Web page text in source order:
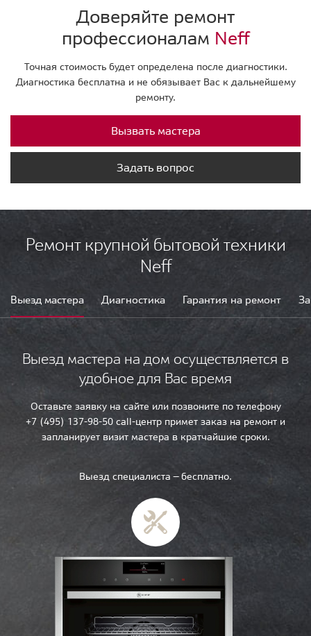
Доверяйте ремонт
профессионалам Neff
Точная стоимость будет определена после диагностики.
Диагностика бесплатна и не обязывает Вас к дальнейшему
ремонту.
Вызвать мастера
Задать вопрос
Ремонт крупной бытовой техники
Neff
Выезд мастера Диагностика Гарантия на ремонт
Выезд мастера на дом осуществляется в
удобное для Вас время
Оставьте заявку на сайте или позвоните по телефону
+7 (495) 137-98-50 call-центр примет заказ на ремонт и
запланирует визит мастера в кратчайшие сроки.
Выезд специалиста — бесплатно.